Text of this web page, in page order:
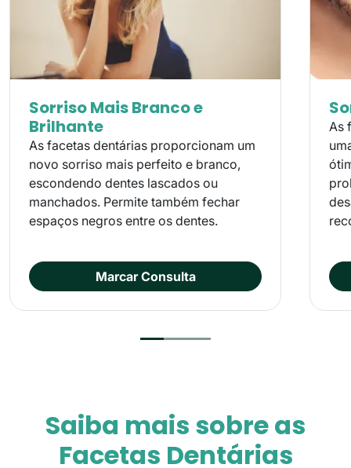
Sorriso Mais Branco e
Brilhante
As facetas dentárias proporcionam um
novo sorriso mais perfeito e branco,
escondendo dentes lascados ou
manchados. Permite também fechar
espaços negros entre os dentes.
Marcar Consulta
As
Saiba mais sobre as
Facetas Dentárias